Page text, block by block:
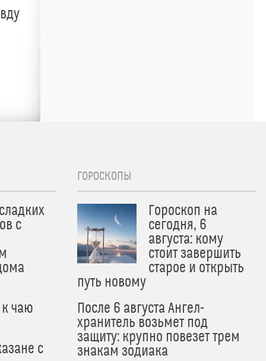
с
чаю
с
ГОРОСКОПЫ
Гороскоп на
сегодня, 6
августа: кому
стоит завершить
старое и открыть
путь новому
После 6 августа Ангел-
хранитель возьмет под
защиту: крупно повезет трем
знакам зодиака